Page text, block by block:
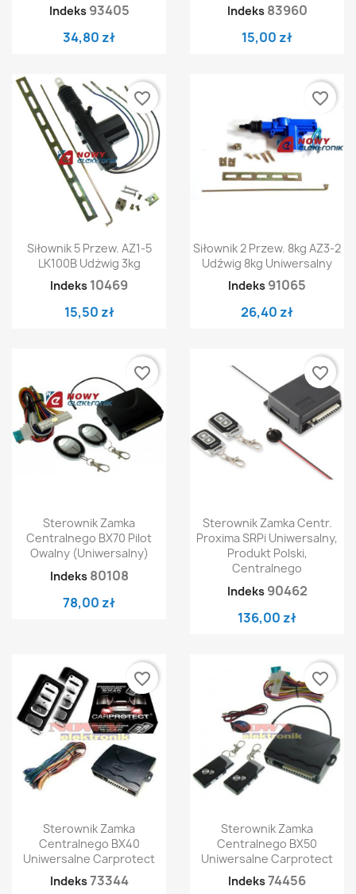
Indeks 93405
34,80 zł
Indeks 83960
15,00 zł
Siłownik 5 Przew. AZ1-5
LK100B Udżwig 3kg
Indeks 10469
15,50 zł
favorite_border
Siłownik 2 Przew. 8kg AZ3-2
Udźwig 8kg Uniwersalny
Indeks 91065
26,40 zł
favorite_border
Sterownik Zamka
Centralnego BX70 Pilot
Owalny (uniwersalny)
Indeks 80108
78,00 zł
favorite_border
Sterownik Zamka Centr.
Proxima SRPi Uniwersalny,
Produkt Polski,
Centralnego
Indeks 90462
136,00 zł
favorite_border
Sterownik Zamka
Centralnego BX40
Uniwersalne Carprotect
Indeks73344
favorite_border
Sterownik Zamka
Centralnego BX50
Uniwersalne Carprotect
Indeks74456
favorite_border